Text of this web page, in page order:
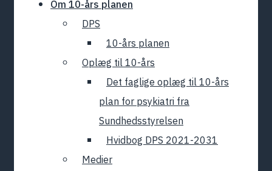
Om 10-års planen
DPS
10-års planen
Oplæg til 10-års
Det faglige oplæg til 10-års
plan for psykiatri fra
Sundhedsstyrelsen
Hvidbog DPS 2021-2031
Medier